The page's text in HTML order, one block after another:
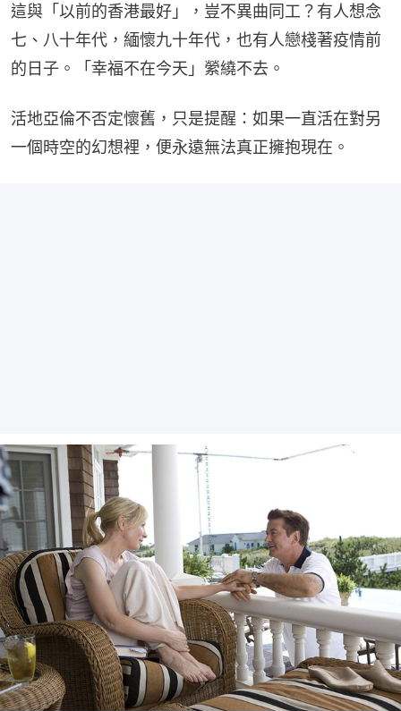
這與「以前的香港最好」，豈不異曲同工？有人想念
七、八十年代，緬懷九十年代，也有人戀棧著疫情前
的日子。「幸福不在今天」縈繞不去。
活地亞倫不否定懷舊，只是提醒：如果一直活在對另
一個時空的幻想裡，便永遠無法真正擁抱現在。